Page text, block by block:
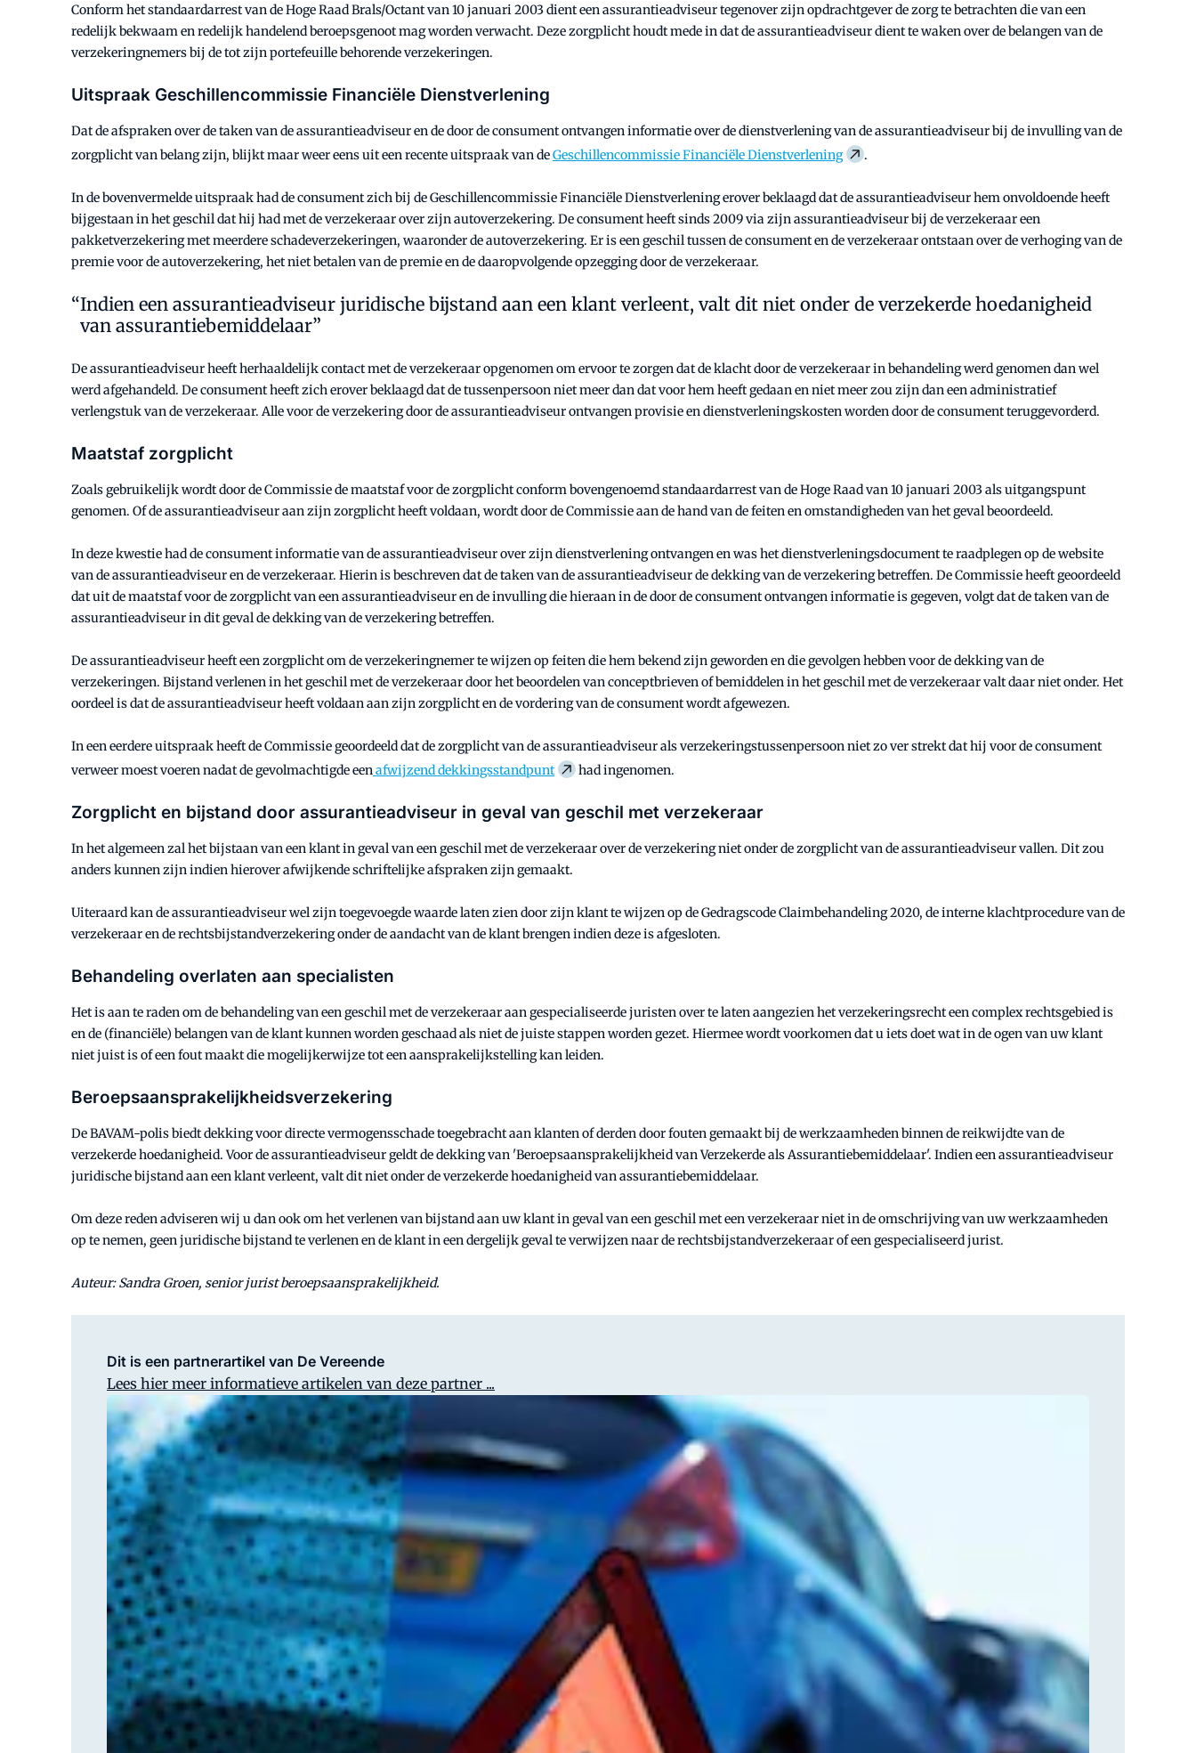
Conform het standaardarrest van de Hoge Raad Brals/Octant van 10 januari 2003 dient een assurantieadviseur tegenover zijn opdrachtgever de zorg te betrachten die van een
redelijk bekwaam en redelijk handelend beroepsgenoot mag worden verwacht. Deze zorgplicht houdt mede in dat de assurantieadviseur dient te waken over de belangen van de
verzekeringnemers bij de tot zijn portefeuille behorende verzekeringen.
Uitspraak Geschillencommissie Financiële Dienstverlening
Dat de afspraken over de taken van de assurantieadviseur en de door de consument ontvangen informatie over de dienstverlening van de assurantieadviseur bij de invulling van de
zorgplicht van belang zijn, blijkt maar weer eens uit een recente uitspraak van deGeschillencommissie Financiële Dienstverlening .
In de bovenvermelde uitspraak had de consument zich bij de Geschillencommissie Financiële Dienstverlening erover beklaagd dat de assurantieadviseur hem onvoldoende heeft
bijgestaan in het geschil dat hij had met de verzekeraar over zijn autoverzekering. De consument heeft sinds 2009 via zijn assurantieadviseur bij de verzekeraar een
pakketverzekering met meerdere schadeverzekeringen, waaronder de autoverzekering. Er is een geschil tussen de consument en de verzekeraar ontstaan over de verhoging van de
premie voor de autoverzekering, het niet betalen van de premie en de daaropvolgende opzegging door de verzekeraar.
Indien een assurantieadviseur juridische bijstand aan een klant verleent, valt dit niet onder de verzekerde hoedanigheid
van assurantiebemiddelaar”
De assurantieadviseur heeft herhaaldelijk contact met de verzekeraar opgenomen om ervoor te zorgen dat de klacht door de verzekeraar in behandeling werd genomen dan wel
werd afgehandeld. De consument heeft zich erover beklaagd dat de tussenpersoon niet meer dan dat voor hem heeft gedaan en niet meer zou zijn dan een administratief
verlengstuk van de verzekeraar. Alle voor de verzekering door de assurantieadviseur ontvangen provisie en dienstverleningskosten worden door de consument teruggevorderd.
Maatstaf zorgplicht
Zoals gebruikelijk wordt door de Commissie de maatstaf voor de zorgplicht conform bovengenoemd standaardarrest van de Hoge Raad van 10 januari 2003 als uitgangspunt
genomen. Of de assurantieadviseur aan zijn zorgplicht heeft voldaan, wordt door de Commissie aan de hand van de feiten en omstandigheden van het geval beoordeeld.
In deze kwestie had de consument informatie van de assurantieadviseur over zijn dienstverlening ontvangen en was het dienstverleningsdocument te raadplegen op de website
van de assurantieadviseur en de verzekeraar. Hierin is beschreven dat de taken van de assurantieadviseur de dekking van de verzekering betreffen. De Commissie heeft geoordeeld
dat uit de maatstaf voor de zorgplicht van een assurantieadviseur en de invulling die hieraan in de door de consument ontvangen informatie is gegeven, volgt dat de taken van de
assurantieadviseur in dit geval de dekking van de verzekering betreffen.
De assurantieadviseur heeft een zorgplicht om de verzekeringnemer te wijzen op feiten die hem bekend zijn geworden en die gevolgen hebben voor de dekking van de
verzekeringen. Bijstand verlenen in het geschil met de verzekeraar door het beoordelen van conceptbrieven of bemiddelen in het geschil met de verzekeraar valt daar niet onder. Het
oordeel is dat de assurantieadviseur heeft voldaan aan zijn zorgplicht en de vordering van de consument wordt afgewezen.
In een eerdere uitspraak heeft de Commissie geoordeeld dat de zorgplicht van de assurantieadviseur als verzekeringstussenpersoon niet zo ver strekt dat hij voor de consument
verweer moest voeren nadat de gevolmachtigde eenafwijzend dekkingsstandpunt had ingenomen.
Zorgplicht en bijstand door assurantieadviseur in geval van geschil met verzekeraar
In het algemeen zal het bijstaan van een klant in geval van een geschil met de verzekeraar over de verzekering niet onder de zorgplicht van de assurantieadviseur vallen. Dit zou
anders kunnen zijn indien hierover afwijkende schriftelijke afspraken zijn gemaakt.
Uiteraard kan de assurantieadviseur wel zijn toegevoegde waarde laten zien door zijn klant te wijzen op de Gedragscode Claimbehandeling 2020, de interne klachtprocedure van de
verzekeraar en de rechtsbijstandverzekering onder de aandacht van de klant brengen indien deze is afgesloten.
Behandeling overlaten aan specialisten
Het is aan te raden om de behandeling van een geschil met de verzekeraar aan gespecialiseerde juristen over te laten aangezien het verzekeringsrecht een complex rechtsgebied is
en de (financiële) belangen van de klant kunnen worden geschaad als niet de juiste stappen worden gezet. Hiermee wordt voorkomen dat u iets doet wat in de ogen van uw klant
niet juist is of een fout maakt die mogelijkerwijze tot een aansprakelijkstelling kan leiden.
Beroepsaansprakelijkheidsverzekering
De BAVAM-polis biedt dekking voor directe vermogensschade toegebracht aan klanten of derden door fouten gemaakt bij de werkzaamheden binnen de reikwijdte van de
verzekerde hoedanigheid. Voor de assurantieadviseur geldt de dekking van 'Beroepsaansprakelijkheid van Verzekerde als Assurantiebemiddelaar'. Indien een assurantieadviseur
juridische bijstand aan een klant verleent, valt dit niet onder de verzekerde hoedanigheid van assurantiebemiddelaar.
Om deze reden adviseren wij u dan ook om het verlenen van bijstand aan uw klant in geval van een geschil met een verzekeraar niet in de omschrijving van uw werkzaamheden
op te nemen, geen juridische bijstand te verlenen en de klant in een dergelijk geval te verwijzen naar de rechtsbijstandverzekeraar of een gespecialiseerd jurist.
Auteur: Sandra Groen, senior jurist beroepsaansprakelijkheid.
Dit is een partnerartikel van De Vereende
Lees hier meer informatieve artikelen van deze partner ...